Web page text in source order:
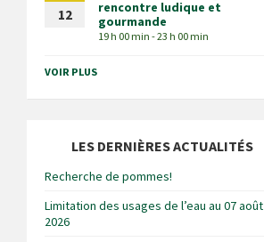
12
rencontre ludique et
gourmande
19 h 00 min - 23 h 00 min
VOIR PLUS
LES DERNIÈRES ACTUALITÉS
Recherche de pommes!
Limitation des usages de l’eau au 07 août
2026